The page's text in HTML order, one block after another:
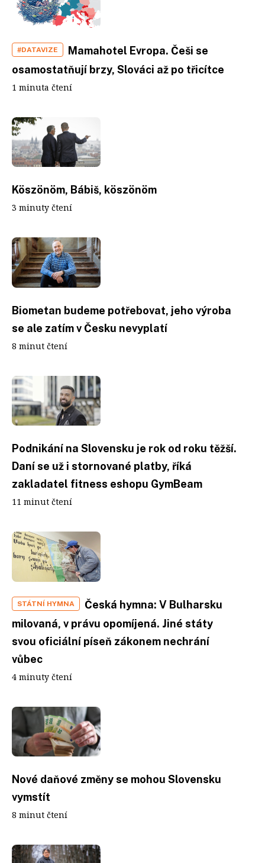
#DATAVIZE
Mamahotel Evropa. Češi se
osamostatňují brzy, Slováci až po třicítce
1 minuta čtení
Köszönöm, Bábiš, köszönöm
3 minuty čtení
Biometan budeme potřebovat, jeho výroba
se ale zatím v Česku nevyplatí
8 minut čtení
Podnikání na Slovensku je rok od roku těžší.
Daní se už i stornované platby, říká
zakladatel fitness eshopu GymBeam
11 minut čtení
STÁTNÍ HYMNA
Česká hymna: V Bulharsku
milovaná, v právu opomíjená. Jiné státy
svou oficiální píseň zákonem nechrání
vůbec
4 minuty čtení
Nové daňové změny se mohou Slovensku
vymstít
8 minut čtení